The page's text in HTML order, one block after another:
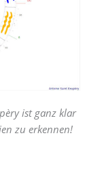
ist ganz klar
zu erkennen!